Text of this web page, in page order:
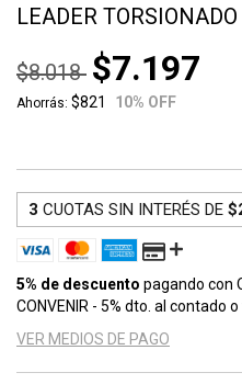
LEADER
$8.018 $7.197
Ahorrás: $821 10% OFF
3 CUOTAS SIN INTERÉS DE
5% de descuento pagando con
CONVENIR - 5% dto. al contado
VER MEDIOS DE PAGO